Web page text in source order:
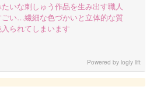
いな刺しゅう作品を生み出す職人
ごい…繊細な色づかいと立体的な質
られてしまいます
Powered bylogly lift